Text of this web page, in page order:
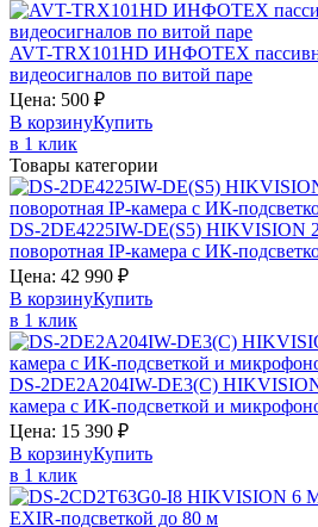
AVT-TRX101HD ИНФОТЕХ
видеосигналов по витой паре
Цена: 500 ₽
В корзинуКупить
в 1 клик
Товары категории
DS-2DE4225IW-DE(S5) HIKVISION
поворотная IP-камера c ИК-
Цена: 42 990 ₽
В корзинуКупить
в 1 клик
DS-2DE2A204IW-DE3(C)
камера с ИК-подсветкой и
Цена: 15 390 ₽
В корзинуКупить
в 1 клик